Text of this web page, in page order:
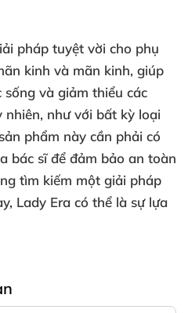
pháp tuyệt vời cho phụ
kinh và mãn kinh, giúp
và giảm thiểu các
nhiên, như với bất kỳ loại
phẩm này cần phải có
bác sĩ để đảm bảo an toàn
tìm kiếm một giải pháp
Lady Era có thể là sự lựa